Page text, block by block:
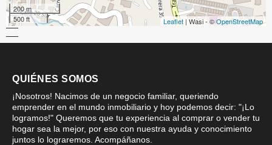
200 m
500 ft
Leaflet | Wasi - ©OpenStreetMap
QUIÉNES SOMOS
¡Nosotros! Nacimos de un negocio familiar, queriendo
emprender en el mundo inmobiliario y hoy podemos decir: "¡Lo
logramos!" Queremos que tu experiencia al comprar o vender tu
hogar sea la mejor, por eso con nuestra ayuda y conocimiento
juntos lo lograremos. Acompáñanos.